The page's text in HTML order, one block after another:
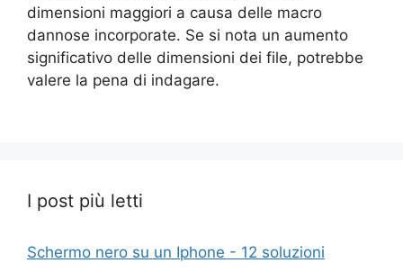
dimensioni maggiori a causa delle macro
dannose incorporate. Se si nota un aumento
significativo delle dimensioni dei file, potrebbe
valere la pena di indagare.
I post più letti
Schermo nero su un Iphone - 12 soluzioni